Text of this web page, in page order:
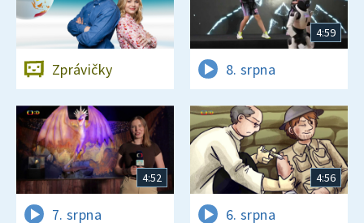
Zprávičky
4:59
8. srpna
4:52
7. srpna
4:56
6. srpna